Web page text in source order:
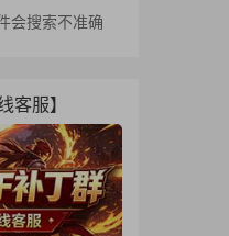
会搜索不准确
客服】